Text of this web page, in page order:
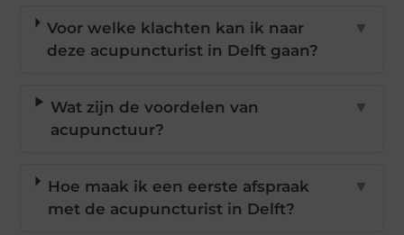
Voor welke klachten kan ik naar
deze acupuncturist in Delft gaan?
▼
Wat zijn de voordelen van
acupunctuur?
▼
Hoe maak ik een eerste afspraak
met de acupuncturist in Delft?
▼